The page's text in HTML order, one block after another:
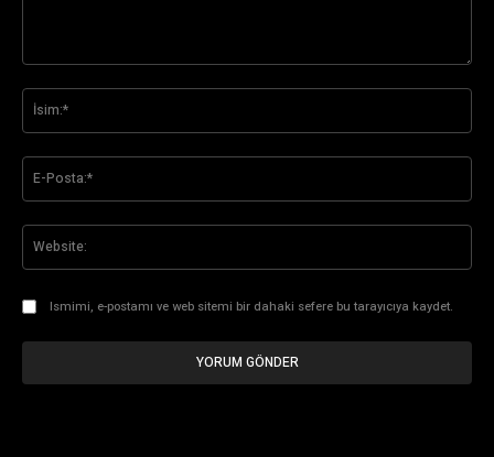
Ismimi, e-postamı ve web sitemi bir dahaki sefere bu tarayıcıya kaydet.